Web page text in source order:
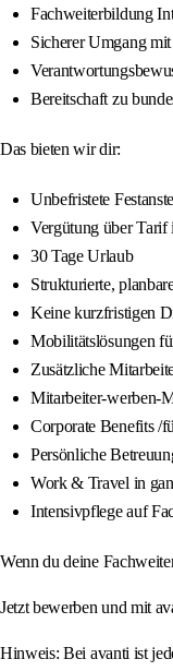
Fachweiterbildung
Sicherer Umgang
Bereitschaft zu
Das bieten wir dir:
Unbefristete
Vergütung über Tarif
30 Tage Urlaub
Strukturierte,
Keine kurzfristigen
Mobilitätslösungen
Zusätzliche
Mitarbeiter-werben-
Corporate Benefits /
Persönliche
Work & Travel in
Intensivpflege auf
Wenn du deine
Jetzt bewerben und mit
Hinweis: Bei avanti ist